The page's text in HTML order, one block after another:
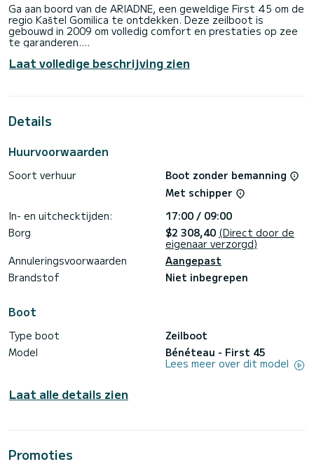
Ga aan boord van de ARIADNE, een geweldige First 45 om de
regio Kaštel Gomilica te ontdekken. Deze zeilboot is
gebouwd in 2009 om volledig comfort en prestaties op zee
te garanderen.
De zeilboot is 14 meter lang met 54 pk. De 3 hutten bieden
plaats aan 8 passagiers tijdens het cruisen.
Voor uw comfort heeft de ARIADNE 2 toiletten met een
Boegschroef, Speakers, Dek douche, Elektrische lier.
Boekingsaanvragen en offertes worden rechtstreeks door
SamBoat afgehandeld. Via het platform krijgt u de beste
Laat volledige beschrijving zien
Details
Huurvoorwaarden
Soort verhuur
Boot zonder bemanning
Met schipper
In- en uitchecktijden:
17:00 / 09:00
Borg
$2 308,40 (Direct door de
eigenaar verzorgd)
Annuleringsvoorwaarden
Aangepast
Brandstof
Niet inbegrepen
Boot
Type boot
Zeilboot
Model
Bénéteau - First 45
Lees meer over dit model
Laat alle details zien
Promoties